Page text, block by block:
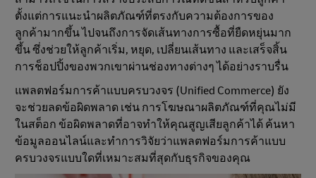
ตั้งแต่การแนะนำผลิตภัณฑ์ที่ตรงกับความต้องการของ
ลูกค้ามากขึ้น ไปจนถึงการจัดเส้นทางการซื้อที่ยืดหยุ่นมาก
ขึ้น ซึ่งช่วยให้ลูกค้าเริ่ม, หยุด, เปลี่ยนเส้นทาง และเสร็จสิ้น
การช็อปปิ้งของพวกเขาผ่านช่องทางต่างๆ ได้อย่างราบรื่น
แพลตฟอร์มการค้าแบบครบวงจร (Unified Commerce) ยัง
จะช่วยลดข้อผิดพลาด เช่น การโฆษณาผลิตภัณฑ์ที่คุณไม่มี
ในสต็อก ข้อผิดพลาดที่อาจทำให้คุณสูญเสียลูกค้าได้ ค้นหา
ข้อมูลออนไลน์และทำการวิจัยว่าแพลตฟอร์มการค้าแบบ
ครบวงจรแบบใดที่เหมาะสมที่สุดกับธุรกิจของคุณ